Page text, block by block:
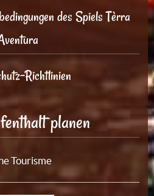
des Spiels Tèrra
Richtlinien
planen
Tourisme